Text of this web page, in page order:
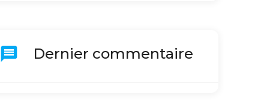
message Dernier commentaire